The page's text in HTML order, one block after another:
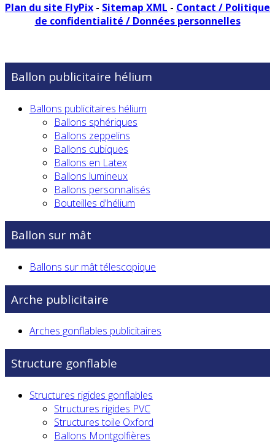
Plan du site FlyPix - Sitemap XML - Contact / Politique
de confidentialité / Données personnelles
Ballon publicitaire hélium
Ballons publicitaires hélium
Ballons sphériques
Ballons zeppelins
Ballons cubiques
Ballons en Latex
Ballons lumineux
Ballons personnalisés
Bouteilles d'hélium
Ballon sur mât
Ballons sur mât télescopique
Arche publicitaire
Arches gonflables publicitaires
Structure gonflable
Structures rigides gonflables
Structures rigides PVC
Structures toile Oxford
Ballons Montgolfières